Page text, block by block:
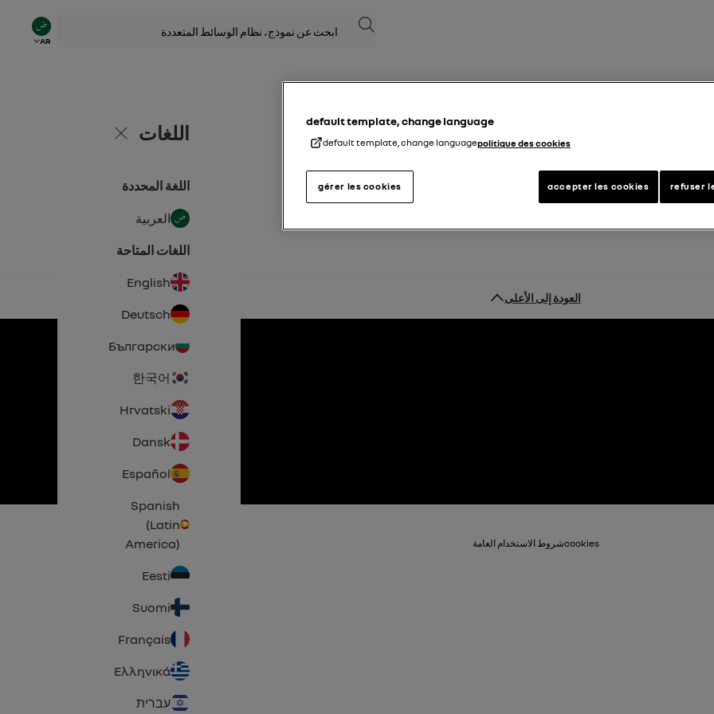
بحث
AR
اللغات إغلاق
اللغة المحددة
العربية
اللغات المتاحة
English
Deutsch
Български
한국어
Hrvatski
Dansk
Español
Spanish
(Latin
America)
Eesti
Suomi
Français
Ελληνικά
עברית
العودة إلى الأعلى
cookiesشروط الاستخدام العامة
default template, change language
default template, change languagepolitique des cookies
refuser
accepter les cookies
gérer les cookies